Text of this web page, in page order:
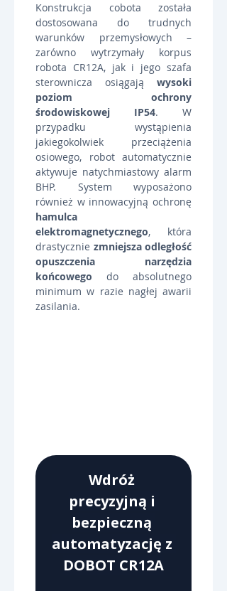
Konstrukcja cobota została
dostosowana do trudnych
warunków przemysłowych –
zarówno wytrzymały korpus
robota CR12A, jak i jego szafa
sterownicza osiągają wysoki
poziom ochrony
środowiskowej IP54. W
przypadku wystąpienia
jakiegokolwiek przeciążenia
osiowego, robot automatycznie
aktywuje natychmiastowy alarm
BHP. System wyposażono
hamulca
elektromagnetycznego, która
drastycznie zmniejsza odległość
opuszczenia narzędzia
końcowego do absolutnego
minimum w razie nagłej awarii
zasilania.
Wdróż
precyzyjną i
bezpieczną
automatyzację z
DOBOT CR12A